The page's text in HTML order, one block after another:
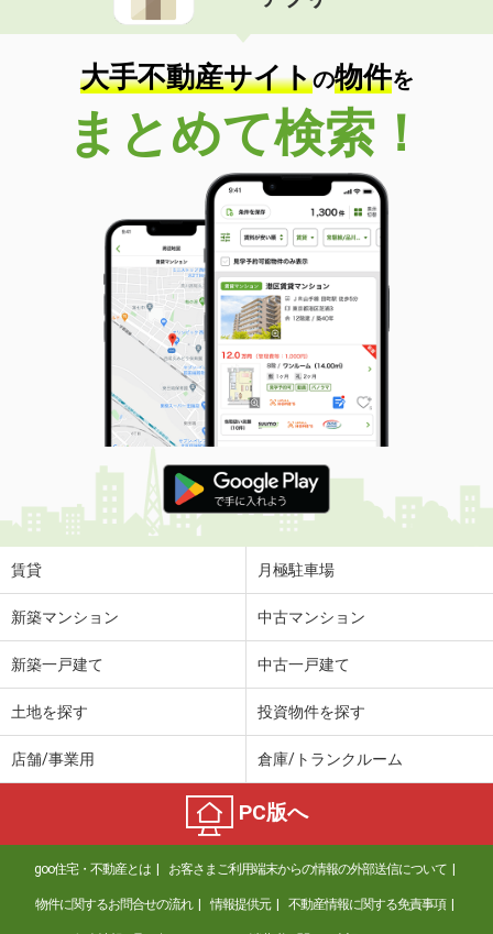
大手不動産サイトの物件を
まとめて検索！
賃貸 月極駐車場
新築マンション 中古マンション
新築一戸建て 中古一戸建て
土地を探す 投資物件を探す
店舗/事業用 倉庫/トランクルーム
PC版へ
goo住宅・不動産とは お客さまご利用端末からの情報の外部送信について
物件に関するお問合せの流れ 情報提供元 不動産情報に関する免責事項